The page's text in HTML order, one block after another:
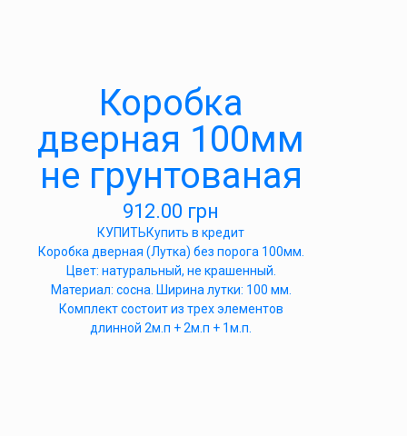
Коробка
дверная 100мм
не грунтованая
912.00 грн
КУПИТЬКупить в кредит
Коробка дверная (Лутка) без порога 100мм.
Цвет: натуральный, не крашенный.
Материал: сосна. Ширина лутки: 100 мм.
Комплект состоит из трех элементов
длинной 2м.п + 2м.п + 1м.п.